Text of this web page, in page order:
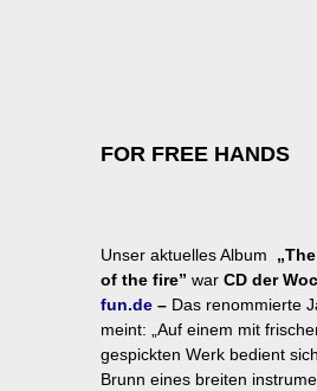
FOR FREE HANDS
Unser aktuelles Album
of the fire” war CD der
fun.de – Das renommierte
meint: „Auf einem mit
gespickten Werk bedient
Brunn eines breiten